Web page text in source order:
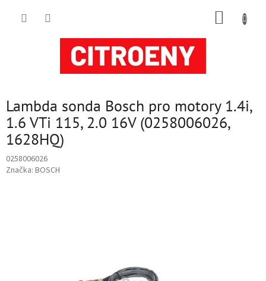
Lambda sonda Bosch pro motory 1.4i,
1.6 VTi 115, 2.0 16V (0258006026,
1628HQ)
0258006026
Značka: BOSCH